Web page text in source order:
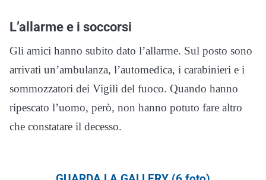
L’allarme e i soccorsi
Gli amici hanno subito dato l’allarme. Sul posto sono
arrivati un’ambulanza, l’automedica, i carabinieri e i
sommozzatori dei Vigili del fuoco. Quando hanno
ripescato l’uomo, però, non hanno potuto fare altro
che constatare il decesso.